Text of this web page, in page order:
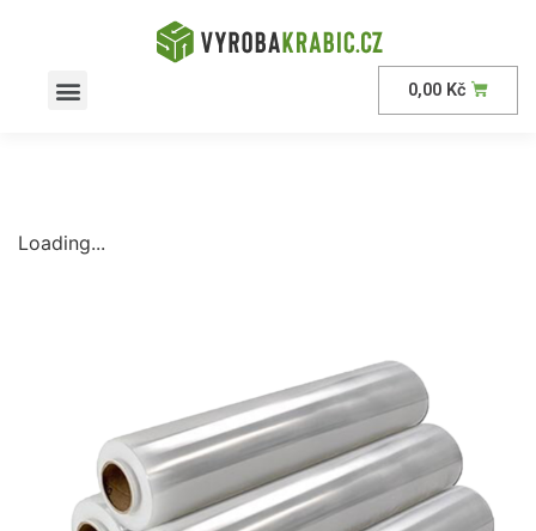
0,00 Kč
Loading...